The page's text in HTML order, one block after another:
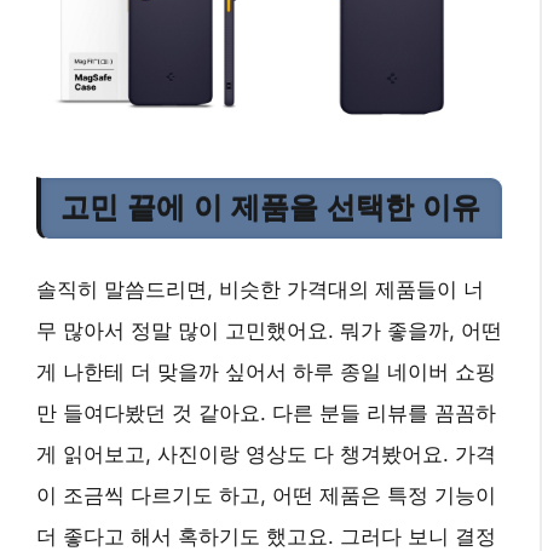
고민 끝에 이 제품을 선택한 이유
솔직히 말씀드리면, 비슷한 가격대의 제품들이 너
무 많아서 정말 많이 고민했어요. 뭐가 좋을까, 어떤
게 나한테 더 맞을까 싶어서 하루 종일 네이버 쇼핑
만 들여다봤던 것 같아요. 다른 분들 리뷰를 꼼꼼하
게 읽어보고, 사진이랑 영상도 다 챙겨봤어요. 가격
이 조금씩 다르기도 하고, 어떤 제품은 특정 기능이
더 좋다고 해서 혹하기도 했고요. 그러다 보니 결정